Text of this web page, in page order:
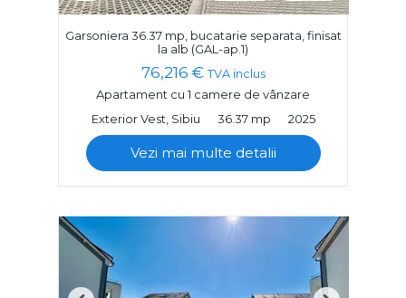
Garsoniera 36.37 mp, bucatarie separata, finisat
la alb (GAL-ap.1)
76,216 € TVA inclus
Apartament cu 1 camere de vânzare
Exterior Vest, Sibiu
36.37 mp 2025
Vezi mai multe detalii